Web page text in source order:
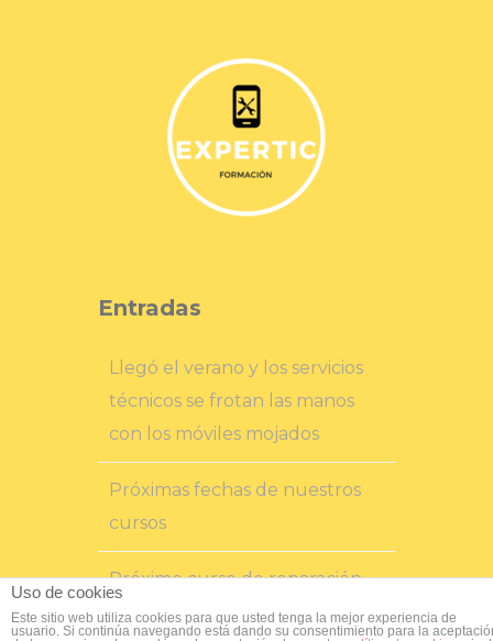
Entradas
Llegó el verano y los servicios
técnicos se frotan las manos
con los móviles mojados
Próximas fechas de nuestros
cursos
Próximo curso de reparación
de telefonía móvil en Murcia
Uso de cookies
Este sitio web utiliza cookies para que usted tenga la mejor experiencia de
usuario. Si continúa navegando está dando su consentimiento para la